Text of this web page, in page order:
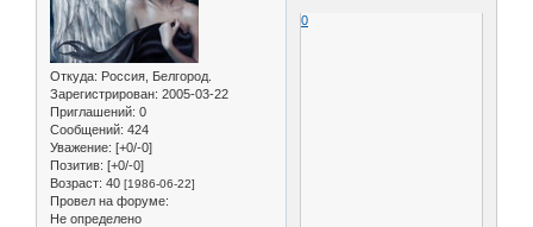
Откуда: Россия, Белгород.
Зарегистрирован: 2005-03-22
Приглашений: 0
Сообщений: 424
Уважение: [+0/-0]
Позитив: [+0/-0]
Возраст: 40 [1986-06-22]
Провел на форуме:
Не определено
0